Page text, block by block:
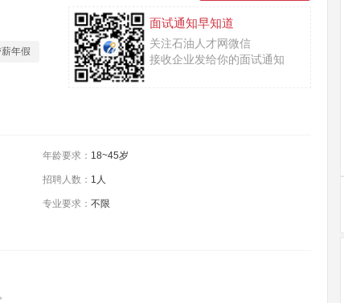
面试通知早知道
关注石油人才网微信
接收企业发给你的面试通知
年假
年龄要求： 18~45岁
招聘人数： 1人
专业要求： 不限